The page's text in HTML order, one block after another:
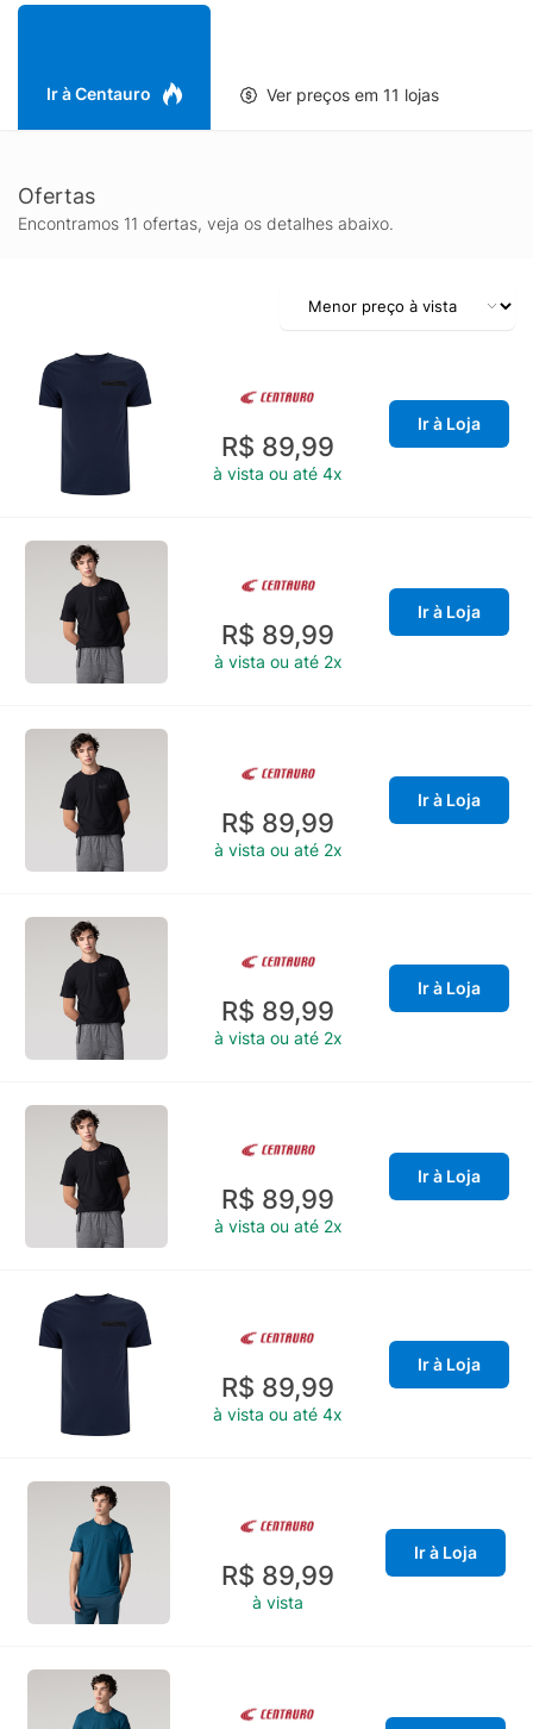
Ir à Centauro Ver preços em 11 lojas
Ofertas
Encontramos 11 ofertas, veja os detalhes abaixo.
R$ 89,99
à vista ou até 4x
Ir à Loja
R$ 89,99
à vista ou até 2x
Ir à Loja
R$ 89,99
à vista ou até 2x
Ir à Loja
R$ 89,99
à vista ou até 2x
Ir à Loja
R$ 89,99
à vista ou até 2x
Ir à Loja
R$ 89,99
à vista ou até 4x
Ir à Loja
R$ 89,99
à vista
Ir à Loja